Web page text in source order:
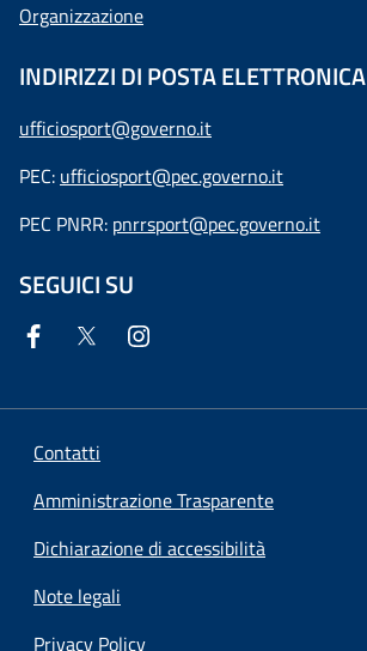
Organizzazione
INDIRIZZI DI POSTA ELETTRONICA
ufficiosport@governo.it
PEC: ufficiosport@pec.governo.it
PEC PNRR: pnrrsport@pec.governo.it
SEGUICI SU
Contatti
Amministrazione Trasparente
Dichiarazione di accessibilità
Note legali
Privacy Policy